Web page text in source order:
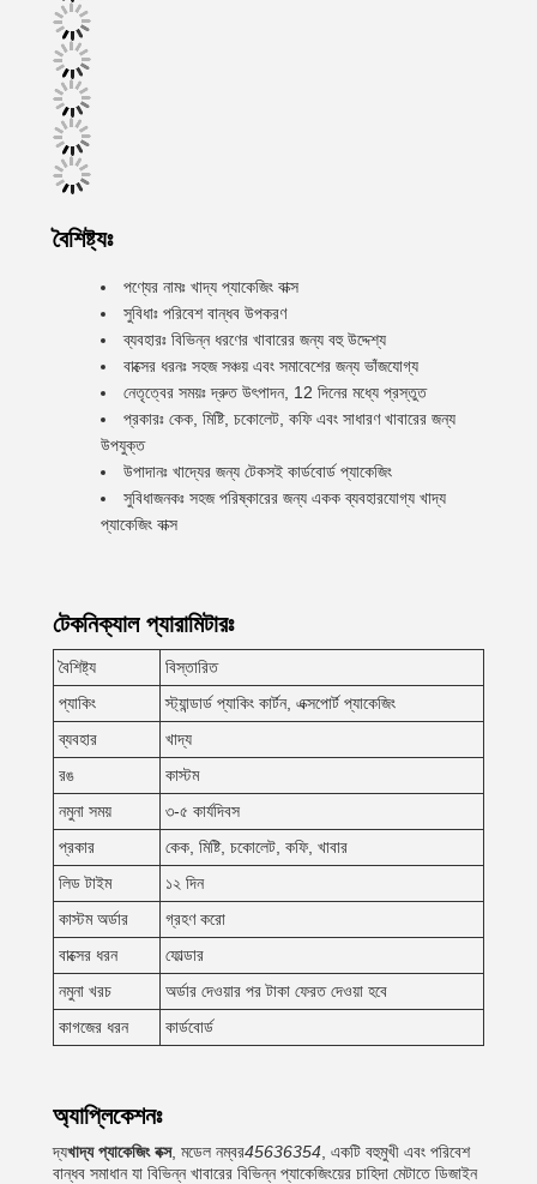
বৈশিষ্ট্যঃ
পণ্যের নামঃ খাদ্য প্যাকেজিং বাক্স
সুবিধাঃ পরিবেশ বান্ধব উপকরণ
ব্যবহারঃ বিভিন্ন ধরণের খাবারের জন্য বহু উদ্দেশ্য
বাক্সের ধরনঃ সহজ সঞ্চয় এবং সমাবেশের জন্য ভাঁজযোগ্য
নেতৃত্বের সময়ঃ দ্রুত উৎপাদন, 12 দিনের মধ্যে প্রস্তুত
প্রকারঃ কেক, মিষ্টি, চকোলেট, কফি এবং সাধারণ খাবারের জন্য
উপযুক্ত
উপাদানঃ খাদ্যের জন্য টেকসই কার্ডবোর্ড প্যাকেজিং
সুবিধাজনকঃ সহজ পরিষ্কারের জন্য একক ব্যবহারযোগ্য খাদ্য
প্যাকেজিং বাক্স
টেকনিক্যাল প্যারামিটারঃ
বৈশিষ্ট্য
বিস্তারিত
প্যাকিং
স্ট্যান্ডার্ড প্যাকিং কার্টন, এক্সপোর্ট প্যাকেজিং
ব্যবহার
খাদ্য
রঙ
কাস্টম
নমুনা সময়
৩-৫ কার্যদিবস
প্রকার
কেক, মিষ্টি, চকোলেট, কফি, খাবার
লিড টাইম
১২ দিন
কাস্টম অর্ডার
গ্রহণ করো
বাক্সের ধরন
ফোল্ডার
নমুনা খরচ
অর্ডার দেওয়ার পর টাকা ফেরত দেওয়া হবে
কাগজের ধরন
কার্ডবোর্ড
অ্যাপ্লিকেশনঃ
দ্যখাদ্য প্যাকেজিং বক্স, মডেল নম্বর45636354 , একটি বহুমুখী এবং পরিবেশ
বান্ধব সমাধান যা বিভিন্ন খাবারের বিভিন্ন প্যাকেজিংয়ের চাহিদা মেটাতে ডিজাইন